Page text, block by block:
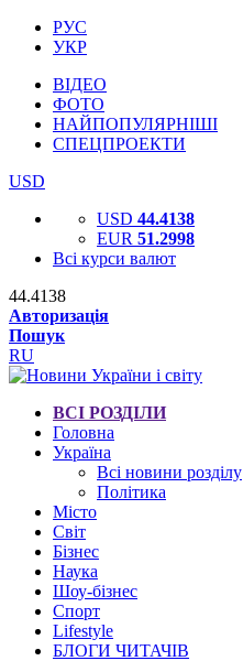
РУС
УКР
ВІДЕО
ФОТО
НАЙПОПУЛЯРНІШІ
СПЕЦПРОЕКТИ
USD
USD 44.4138
EUR 51.2998
Всі курси валют
44.4138
Авторизація
Пошук
RU
ВСІ РОЗДІЛИ
Головна
Україна
Всі новини розділу
Політика
Місто
Світ
Бізнес
Наука
Шоу-бізнес
Спорт
Lifestyle
БЛОГИ ЧИТАЧІВ